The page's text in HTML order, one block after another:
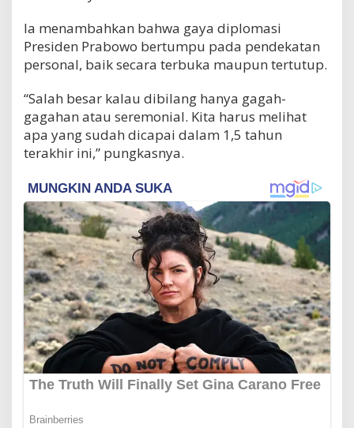
Ia menambahkan bahwa gaya diplomasi
Presiden Prabowo bertumpu pada pendekatan
personal, baik secara terbuka maupun tertutup.
“Salah besar kalau dibilang hanya gagah-
gagahan atau seremonial. Kita harus melihat
apa yang sudah dicapai dalam 1,5 tahun
terakhir ini,” pungkasnya.